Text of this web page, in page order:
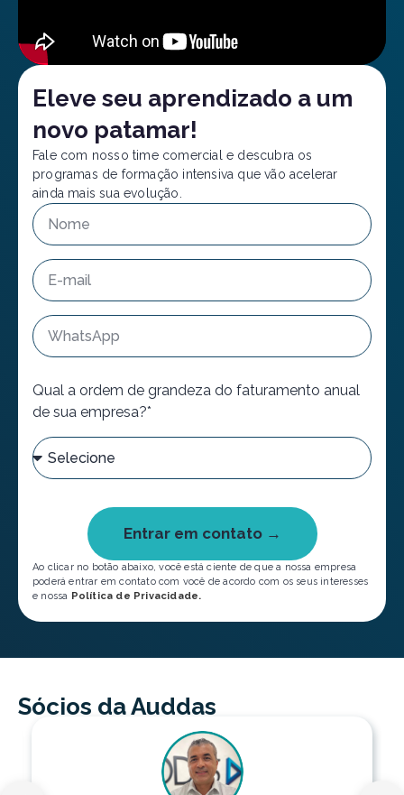
Eleve seu aprendizado a um
novo patamar!
Fale com nosso time comercial e descubra os
programas de formação intensiva que vão acelerar
ainda mais sua evolução.
Qual a ordem de grandeza do faturamento anual
de sua empresa?*
Entrar em contato →
Ao clicar no botão abaixo, você está ciente de que a nossa empresa
poderá entrar em contato com você de acordo com os seus interesses
e nossa Política de Privacidade.
Sócios da Auddas